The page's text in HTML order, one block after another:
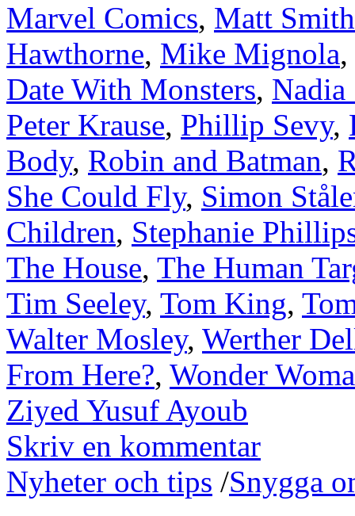
Marvel Comics, Matt Smith
Hawthorne, Mike Mignola,
Date With Monsters, Nadia
Peter Krause, Phillip Sevy,
Body, Robin and Batman,
She Could Fly, Simon
Children, Stephanie
The House, The Human
Tim Seeley, Tom King,
Walter Mosley, Werther
From Here?, Wonder
Ziyed Yusuf Ayoub
Skriv en kommentar
Nyheter och tips /Snygga